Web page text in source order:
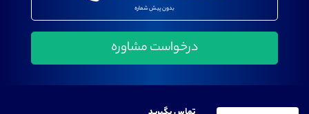
بدون پیش شماره